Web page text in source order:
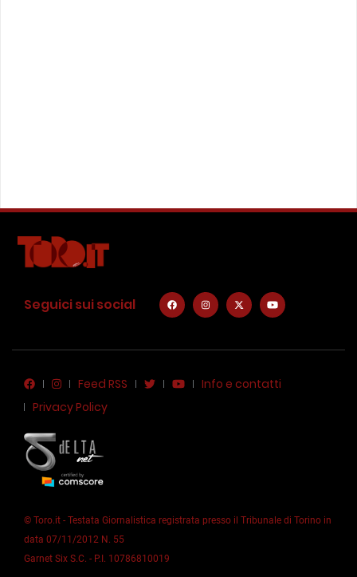
Seguici sui social
Feed RSS
Info e contatti
Privacy Policy
© Toro.it - Testata Giornalistica registrata presso il Tribunale di Torino in
data 07/11/2012 N. 55
Garnet Six S.C. - P.I. 10786810019